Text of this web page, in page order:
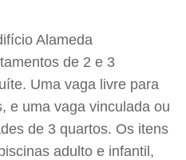
Alameda
de 2 e 3
Uma vaga livre para
e uma vaga vinculada ou
de 3 quartos. Os itens
adulto e infantil,